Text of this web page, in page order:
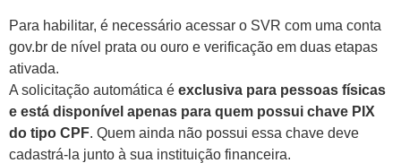
Para habilitar, é necessário acessar o SVR com uma conta
gov.br de nível prata ou ouro e verificação em duas etapas
ativada.
A solicitação automática é exclusiva para pessoas físicas
e está disponível apenas para quem possui chave PIX
do tipo CPF. Quem ainda não possui essa chave deve
cadastrá-la junto à sua instituição financeira.